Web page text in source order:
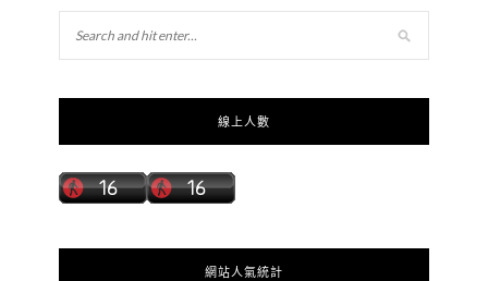
線上人數
網站人氣統計